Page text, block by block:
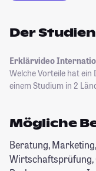
Der
Erklärvideo
Welche Vorteile hat ein
einem Studium in 2
Mögliche
Beratung,
Wirtschaftsprüfung,